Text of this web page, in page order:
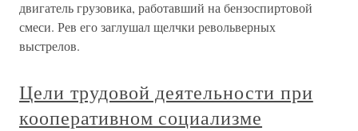
двигатель грузовика, работавший на бензоспиртовой
смеси. Рев его заглушал щелчки револьверных
выстрелов.
Цели трудовой деятельности при
кооперативном социализме